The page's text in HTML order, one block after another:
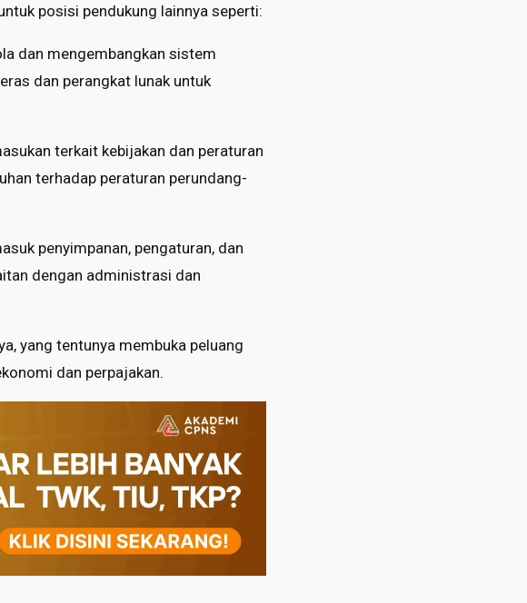
posisi pendukung lainnya seperti:
dan mengembangkan sistem
dan perangkat lunak untuk
terkait kebijakan dan peraturan
terhadap peraturan perundang-
penyimpanan, pengaturan, dan
dengan administrasi dan
yang tentunya membuka peluang
dan perpajakan.